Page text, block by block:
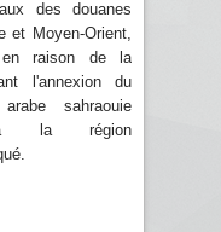
des douanes
et Moyen-Orient,
raison de la
l'annexion du
arabe sahraouie
la région